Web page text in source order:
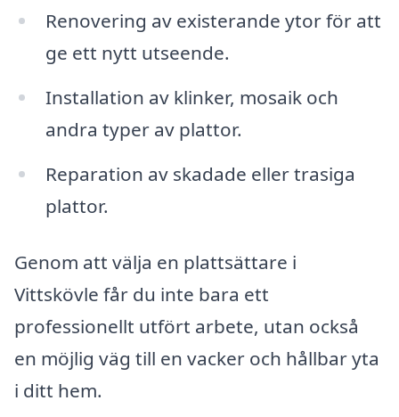
Renovering av existerande ytor för att
ge ett nytt utseende.
Installation av klinker, mosaik och
andra typer av plattor.
Reparation av skadade eller trasiga
plattor.
Genom att välja en plattsättare i
Vittskövle får du inte bara ett
professionellt utfört arbete, utan också
en möjlig väg till en vacker och hållbar yta
i ditt hem.